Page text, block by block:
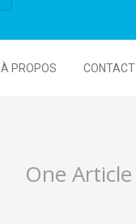
À PROPOS CONTACT
One Article